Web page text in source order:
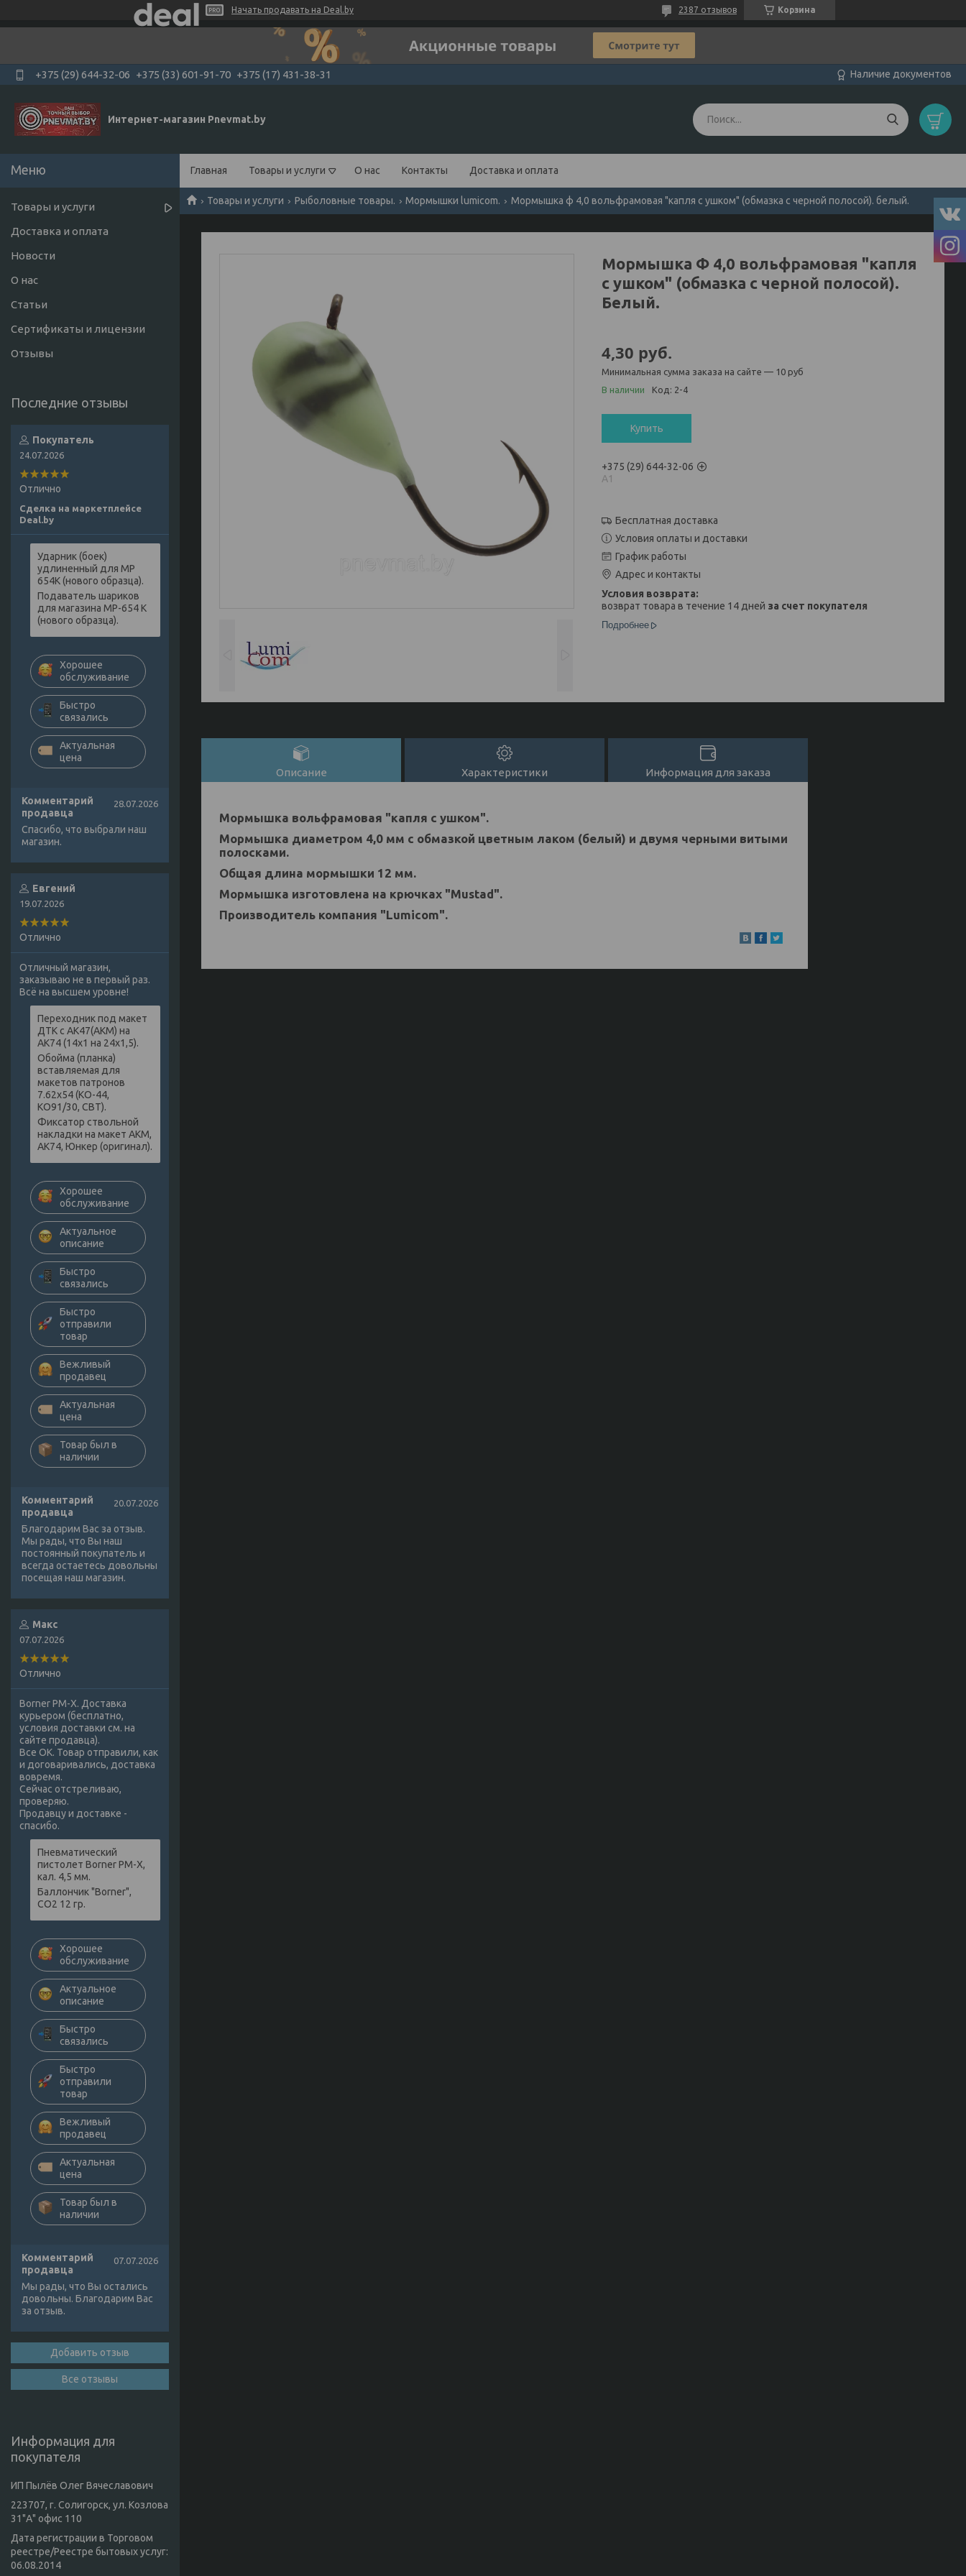
Начать продавать на Deal.by Корзина
2387 отзывов
+375 (29) 644-32-06 +375 (33) 601-91-70 +375 (17) 431-38-31 Наличие документов
Интернет-магазин Pnevmat.by
Главная Товары и услуги О нас Контакты Доставка и оплата
Товары и услуги Рыболовные товары. Мормышки lumicom. Мормышка ф 4,0 вольфрамовая "капля с ушком" (обмазка с черной полосой). белый.
Мормышка Ф 4,0 вольфрамовая "капля
с ушком" (обмазка с черной полосой).
Белый.
4,30 руб.
Минимальная сумма заказа на сайте — 10 руб
В наличии
Код: 2-4
Купить
+375 (29) 644-32-06
А1
Бесплатная доставка
Условия оплаты и доставки
График работы
Адрес и контакты
возврат товара в течение 14 дней за счет покупателя
Подробнее
Описание Характеристики Информация для заказа
Мормышка вольфрамовая "капля с ушком".
Мормышка диаметром 4,0 мм с обмазкой цветным лаком (белый) и двумя черными витыми
полосками.
Общая длина мормышки 12 мм.
Мормышка изготовлена на крючках "Mustad".
Производитель компания "Lumicom".
Товары и услуги
Доставка и оплата
Новости
О нас
Статьи
Сертификаты и лицензии
Отзывы
Покупатель
24.07.2026
Отлично
Сделка на маркетплейсе
Deal.by
Ударник (боек)
удлиненный для МР
654К (нового образца).
Подаватель шариков
для магазина МР-654 К
(нового образца).
Хорошее
обслуживание
Быстро
связались
Актуальная
цена
Комментарий
продавца
28.07.2026
Спасибо, что выбрали наш
магазин.
Евгений
19.07.2026
Отлично
Отличный магазин,
заказываю не в первый раз.
Всё на высшем уровне!
Переходник под макет
ДТК с АК47(АКМ) на
АК74 (14х1 на 24х1,5).
Обойма (планка)
вставляемая для
макетов патронов
7.62х54 (КО-44,
КО91/30, СВТ).
Фиксатор ствольной
накладки на макет АКМ,
АК74, Юнкер (оригинал).
Хорошее
обслуживание
Актуальное
описание
Быстро
связались
Быстро
отправили
товар
Вежливый
продавец
Актуальная
цена
Товар был в
наличии
Комментарий
продавца
20.07.2026
Благодарим Вас за отзыв.
Мы рады, что Вы наш
постоянный покупатель и
всегда остаетесь довольны
посещая наш магазин.
Макс
07.07.2026
Отлично
Borner PM-X. Доставка
курьером (бесплатно,
условия доставки см. на
сайте продавца).
Все ОК. Товар отправили, как
и договаривались, доставка
вовремя.
Сейчас отстреливаю,
проверяю.
Продавцу и доставке -
спасибо.
Пневматический
пистолет Borner PM-X,
кал. 4,5 мм.
Баллончик "Borner",
СО2 12 гр.
Хорошее
обслуживание
Актуальное
описание
Быстро
связались
Быстро
отправили
товар
Вежливый
продавец
Актуальная
цена
Товар был в
наличии
Комментарий
продавца
07.07.2026
Мы рады, что Вы остались
довольны. Благодарим Вас
за отзыв.
Добавить отзыв
Все отзывы
Информация для
покупателя
ИП Пылёв Олег Вячеславович
223707, г. Солигорск, ул. Козлова
31"А" офис 110
Дата регистрации в Торговом
реестре/Реестре бытовых услуг:
06.08.2014